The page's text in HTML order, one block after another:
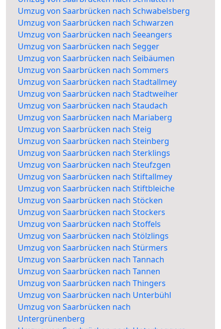
Umzug von Saarbrücken nach Schwabelsberg
Umzug von Saarbrücken nach Schwarzen
Umzug von Saarbrücken nach Seeangers
Umzug von Saarbrücken nach Segger
Umzug von Saarbrücken nach Seibäumen
Umzug von Saarbrücken nach Sommers
Umzug von Saarbrücken nach Stadtallmey
Umzug von Saarbrücken nach Stadtweiher
Umzug von Saarbrücken nach Staudach
Umzug von Saarbrücken nach Mariaberg
Umzug von Saarbrücken nach Steig
Umzug von Saarbrücken nach Steinberg
Umzug von Saarbrücken nach Sterklings
Umzug von Saarbrücken nach Steufzgen
Umzug von Saarbrücken nach Stiftallmey
Umzug von Saarbrücken nach Stiftbleiche
Umzug von Saarbrücken nach Stöcken
Umzug von Saarbrücken nach Stockers
Umzug von Saarbrücken nach Stoffels
Umzug von Saarbrücken nach Stölzlings
Umzug von Saarbrücken nach Stürmers
Umzug von Saarbrücken nach Tannach
Umzug von Saarbrücken nach Tannen
Umzug von Saarbrücken nach Thingers
Umzug von Saarbrücken nach Unterbühl
Umzug von Saarbrücken nach
Untergrünenberg